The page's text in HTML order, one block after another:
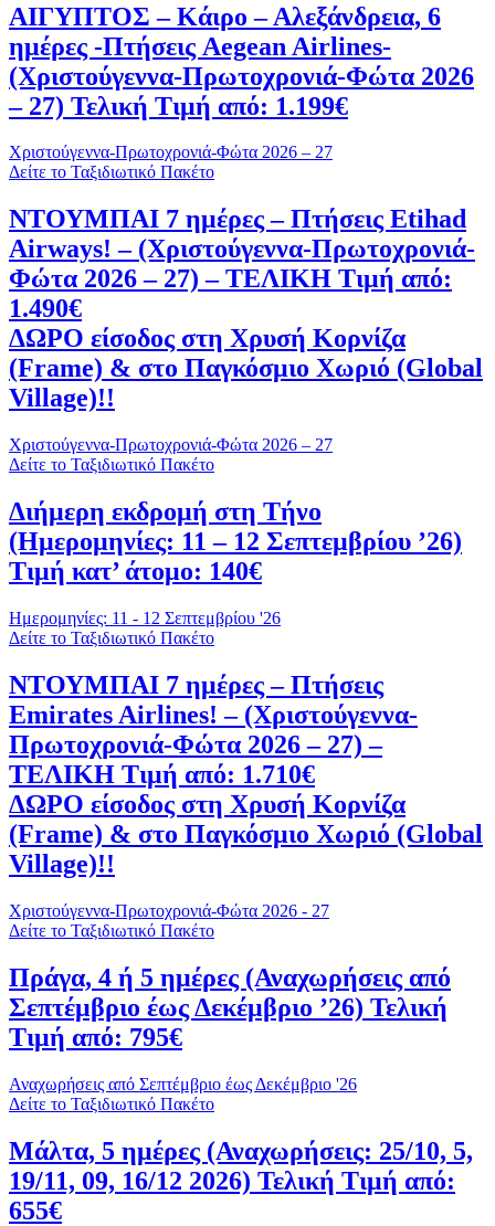
ΑΙΓΥΠΤΟΣ – Κάιρο – Αλεξάνδρεια, 6
ημέρες -Πτήσεις Aegean Airlines-
(Χριστούγεννα-Πρωτοχρονιά-Φώτα 2026
– 27) Τελική Τιμή από: 1.199€
Χριστούγεννα-Πρωτοχρονιά-Φώτα 2026 – 27
Δείτε το Ταξιδιωτικό Πακέτο
ΝΤΟΥΜΠΑΙ 7 ημέρες – Πτήσεις Etihad
Airways! – (Χριστούγεννα-Πρωτοχρονιά-
Φώτα 2026 – 27) – ΤΕΛΙΚΗ Τιμή από:
1.490€
ΔΩΡΟ είσοδος στη Χρυσή Κορνίζα
(Frame) & στο Παγκόσμιο Χωριό (Global
Village)!!
Χριστούγεννα-Πρωτοχρονιά-Φώτα 2026 – 27
Δείτε το Ταξιδιωτικό Πακέτο
Διήμερη εκδρομή στη Τήνο
(Ημερομηνίες: 11 – 12 Σεπτεμβρίου ’26)
Τιμή κατ’ άτομο: 140€
Ημερομηνίες: 11 - 12 Σεπτεμβρίου '26
Δείτε το Ταξιδιωτικό Πακέτο
ΝΤΟΥΜΠΑΙ 7 ημέρες – Πτήσεις
Emirates Airlines! – (Χριστούγεννα-
Πρωτοχρονιά-Φώτα 2026 – 27) –
ΤΕΛΙΚΗ Τιμή από: 1.710€
ΔΩΡΟ είσοδος στη Χρυσή Κορνίζα
(Frame) & στο Παγκόσμιο Χωριό (Global
Village)!!
Χριστούγεννα-Πρωτοχρονιά-Φώτα 2026 - 27
Δείτε το Ταξιδιωτικό Πακέτο
Πράγα, 4 ή 5 ημέρες (Αναχωρήσεις από
Σεπτέμβριο έως Δεκέμβριο ’26) Τελική
Τιμή από: 795€
Αναχωρήσεις από Σεπτέμβριο έως Δεκέμβριο '26
Δείτε το Ταξιδιωτικό Πακέτο
Μάλτα, 5 ημέρες (Αναχωρήσεις: 25/10, 5,
19/11, 09, 16/12 2026) Τελική Τιμή από:
655€